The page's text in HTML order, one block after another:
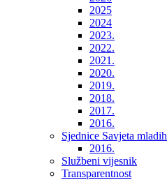
2025
2024
2023.
2022.
2021.
2020.
2019.
2018.
2017.
2016.
Sjednice Savjeta mladih
2016.
Službeni vijesnik
Transparentnost